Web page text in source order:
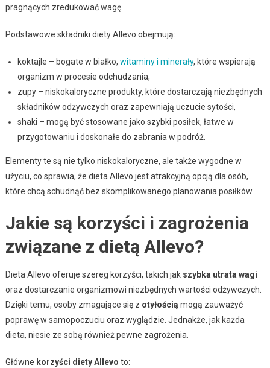
pragnących zredukować wagę.
Podstawowe składniki diety Allevo obejmują:
koktajle – bogate w białko, witaminy i minerały, które wspierają
organizm w procesie odchudzania,
zupy – niskokaloryczne produkty, które dostarczają niezbędnych
składników odżywczych oraz zapewniają uczucie sytości,
shaki – mogą być stosowane jako szybki posiłek, łatwe w
przygotowaniu i doskonałe do zabrania w podróż.
Elementy te są nie tylko niskokaloryczne, ale także wygodne w
użyciu, co sprawia, że dieta Allevo jest atrakcyjną opcją dla osób,
które chcą schudnąć bez skomplikowanego planowania posiłków.
Jakie są korzyści i zagrożenia
związane z dietą Allevo?
Dieta Allevo oferuje szereg korzyści, takich jak szybka utrata wagi
oraz dostarczanie organizmowi niezbędnych wartości odżywczych.
Dzięki temu, osoby zmagające się z otyłością mogą zauważyć
poprawę w samopoczuciu oraz wyglądzie. Jednakże, jak każda
dieta, niesie ze sobą również pewne zagrożenia.
Główne korzyści diety Allevo to: